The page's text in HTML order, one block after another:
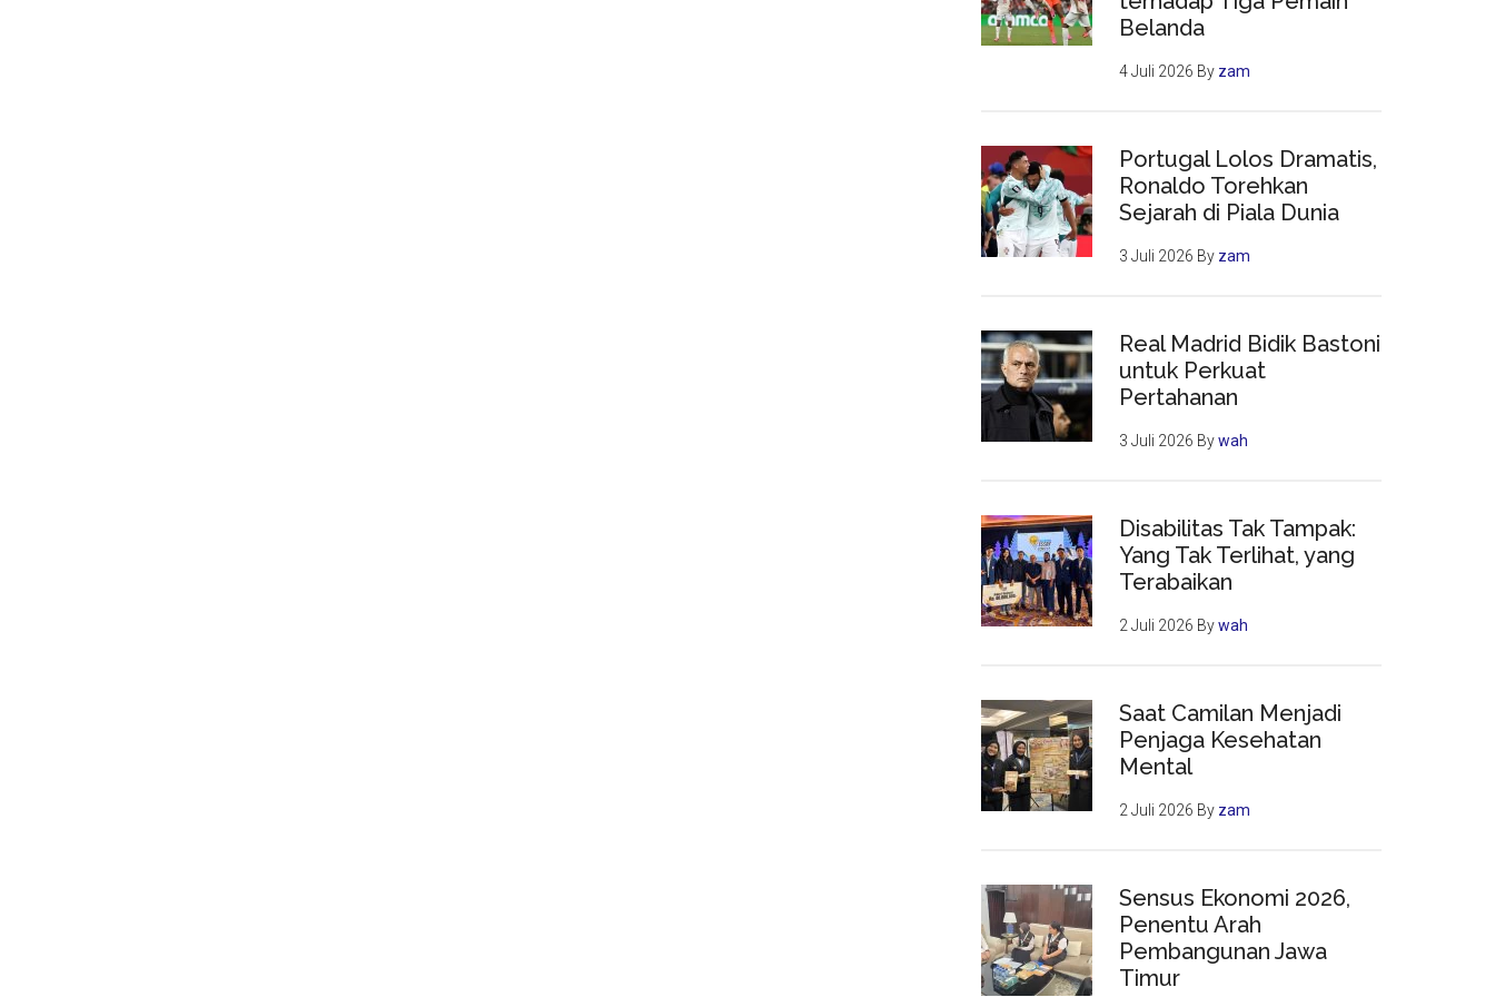
Belanda
4 Juli 2026 By zam
Portugal Lolos Dramatis,
Ronaldo Torehkan
Sejarah di Piala Dunia
3 Juli 2026 By zam
Real Madrid Bidik Bastoni
untuk Perkuat
Pertahanan
3 Juli 2026 Bywah
Disabilitas Tak Tampak:
Yang Tak Terlihat, yang
Terabaikan
2 Juli 2026 Bywah
Saat Camilan Menjadi
Penjaga Kesehatan
Mental
2 Juli 2026 By zam
Sensus Ekonomi 2026,
Penentu Arah
Pembangunan Jawa
Timur